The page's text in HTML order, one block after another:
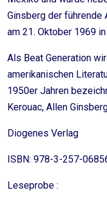
Ginsberg der führende
am 21. Oktober 1969
Als Beat Generation
amerikanischen
1950er Jahren
Kerouac, Allen
Diogenes Verlag
ISBN: 978-3-257-
Leseprobe :